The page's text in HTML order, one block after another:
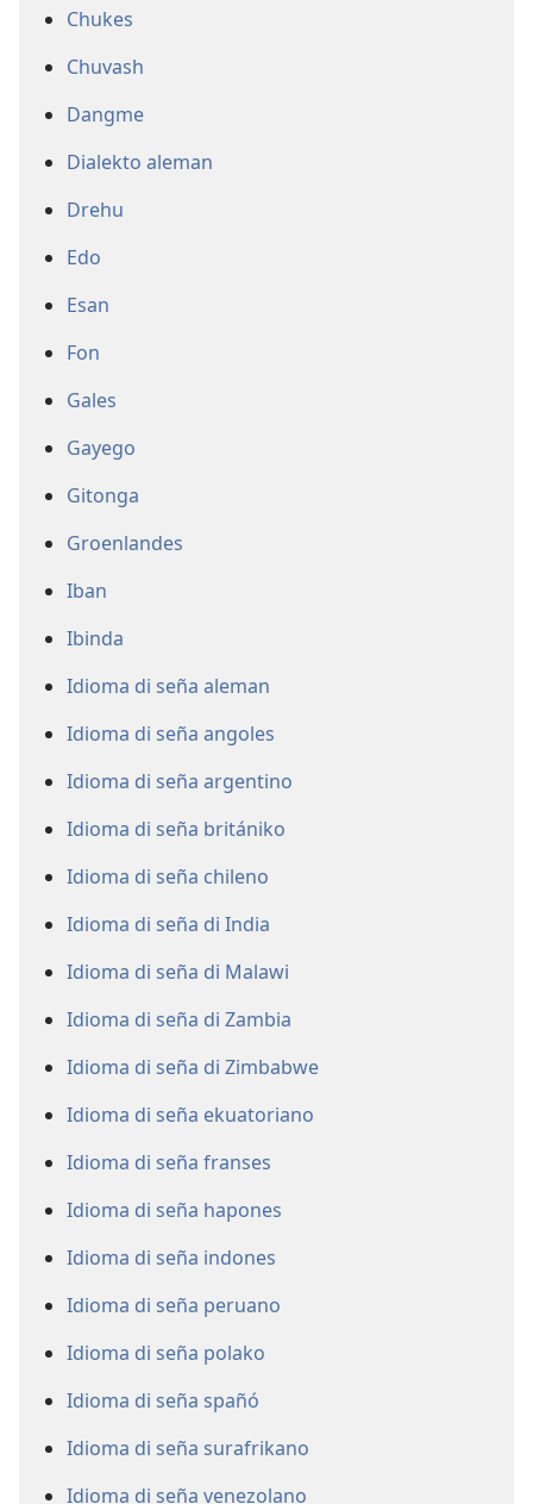
Chukes
Chuvash
Dangme
Dialekto aleman
Drehu
Edo
Esan
Fon
Gales
Gayego
Gitonga
Groenlandes
Iban
Ibinda
Idioma di seña aleman
Idioma di seña angoles
Idioma di seña argentino
Idioma di seña britániko
Idioma di seña chileno
Idioma di seña di India
Idioma di seña di Malawi
Idioma di seña di Zambia
Idioma di seña di Zimbabwe
Idioma di seña ekuatoriano
Idioma di seña franses
Idioma di seña hapones
Idioma di seña indones
Idioma di seña peruano
Idioma di seña polako
Idioma di seña spañó
Idioma di seña surafrikano
Idioma di seña venezolano